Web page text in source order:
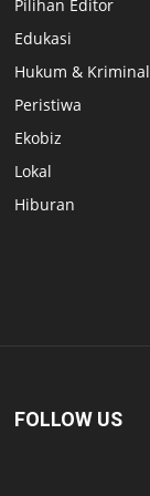
Pilihan Editor
Edukasi
Hukum & Kriminal
Peristiwa
Ekobiz
Lokal
Hiburan
FOLLOW US